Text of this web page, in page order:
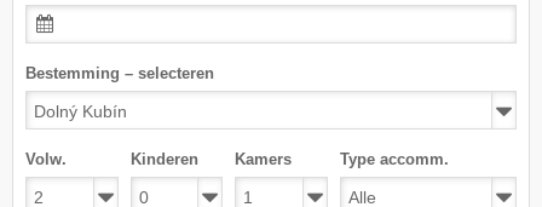
Bestemming – selecteren
Volw. Kinderen Kamers Type accomm.